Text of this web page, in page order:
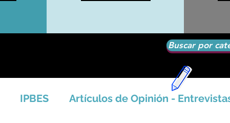
Buscar por
IPBES Artículos de Opinión -